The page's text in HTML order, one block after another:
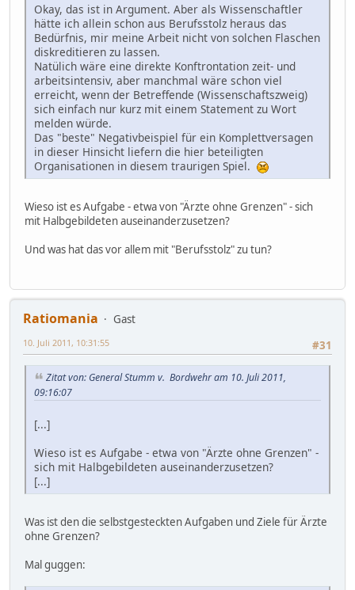
Okay, das ist in Argument. Aber als Wissenschaftler
hätte ich allein schon aus Berufsstolz heraus das
Bedürfnis, mir meine Arbeit nicht von solchen Flaschen
diskreditieren zu lassen.
Natülich wäre eine direkte Konftrontation zeit- und
arbeitsintensiv, aber manchmal wäre schon viel
erreicht, wenn der Betreffende (Wissenschaftszweig)
sich einfach nur kurz mit einem Statement zu Wort
melden würde.
Das "beste" Negativbeispiel für ein Komplettversagen
in dieser Hinsicht liefern die hier beteiligten
Organisationen in diesem traurigen Spiel.
Wieso ist es Aufgabe - etwa von "Ärzte ohne Grenzen" - sich
mit Halbgebildeten auseinanderzusetzen?
Und was hat das vor allem mit "Berufsstolz" zu tun?
Ratiomania
Gast
#31
10. Juli 2011, 10:31:55
Zitat von: General Stumm v. Bordwehr am 10. Juli 2011,
09:16:07
[...]
Wieso ist es Aufgabe - etwa von "Ärzte ohne Grenzen" -
sich mit Halbgebildeten auseinanderzusetzen?
[...]
Was ist den die selbstgesteckten Aufgaben und Ziele für Ärzte
ohne Grenzen?
Mal guggen: